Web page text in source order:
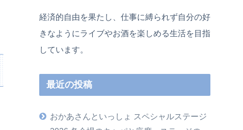
経済的自由を果たし、仕事に縛られず自分の好
きなようにライブやお酒を楽しめる生活を目指
しています。
最近の投稿
おかあさんといっしょ スペシャルステージ